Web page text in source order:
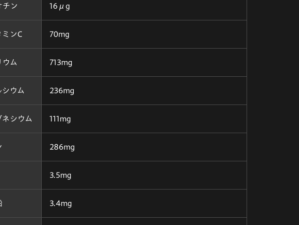
チン 16μg
ミンC 70mg
ウム 713mg
シウム 236mg
ネシウム 111mg
286mg
3.5mg
3.4mg